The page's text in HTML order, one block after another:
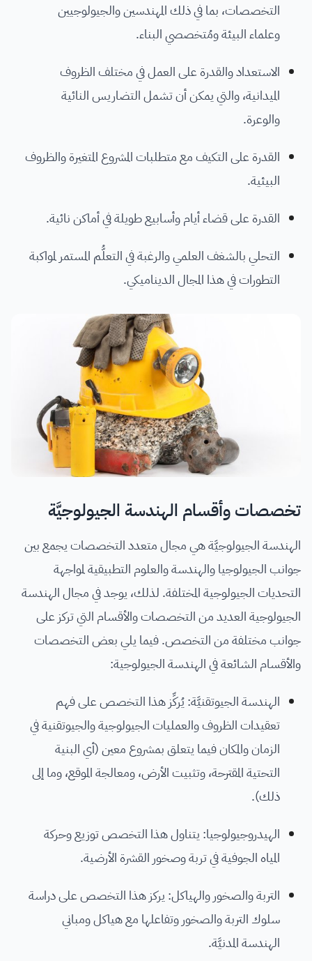
التخصصات، بما في ذلك المهندسين والجيولوجيين
وعلماء البيئة ومُتخصصي البناء.
الاستعداد والقدرة على العمل في مختلف الظروف
الميدانية، والتي يمكن أن تشمل التضاريس النائية
والوعرة.
القدرة على التكيف مع متطلبات المشروع المتغيرة والظروف
البيئية.
القدرة على قضاء أيام وأسابيع طويلة في أماكن نائية.
التحلي بالشغف العلمي والرغبة في التعلُّم المستمر لمواكبة
التطورات في هذا المجال الديناميكي.
تخصصات وأقسام الهندسة الجيولوجيَّة
الهندسة الجيولوجيَّة هي مجال متعدد التخصصات يجمع بين
جوانب الجيولوجيا والهندسة والعلوم التطبيقية لمواجهة
التحديات الجيولوجية المختلفة. لذلك، يوجد في مجال الهندسة
الجيولوجية العديد من التخصصات والأقسام التي تركز على
جوانب مختلفة من التخصص. فيما يلي بعض التخصصات
والأقسام الشائعة في الهندسة الجيولوجية:
الهندسة الجيوتقنيَّة: يُركِّز هذا التخصص على فهم
تعقيدات الظروف والعمليات الجيولوجية والجيوتقنية في
الزمان والمكان فيما يتعلق بمشروع معين (أي البنية
التحتية المقترحة، وتثبيت الأرض، ومعالجة الموقع، وما إلى
ذلك).
الهيدروجيولوجيا: يتناول هذا التخصص توزيع وحركة
المياه الجوفية في تربة وصخور القشرة الأرضية.
التربة والصخور والهياكل: يركز هذا التخصص على دراسة
سلوك التربة والصخور وتفاعلها مع هياكل ومباني
الهندسة المدنيَّة.